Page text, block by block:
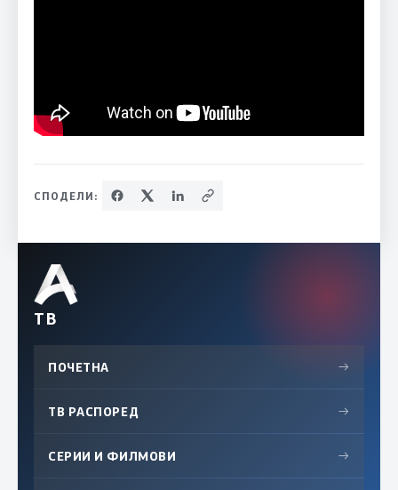
СПОДЕЛИ:
ТВ
ПОЧЕТНА →
ТВ РАСПОРЕД →
СЕРИИ И ФИЛМОВИ →